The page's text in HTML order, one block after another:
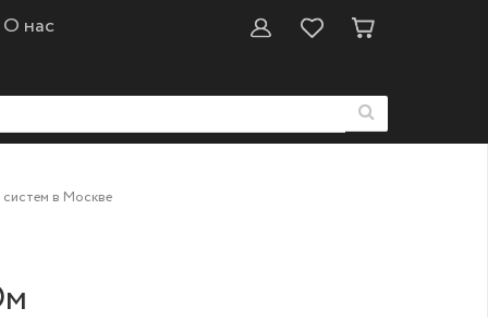
О нас
в Москве